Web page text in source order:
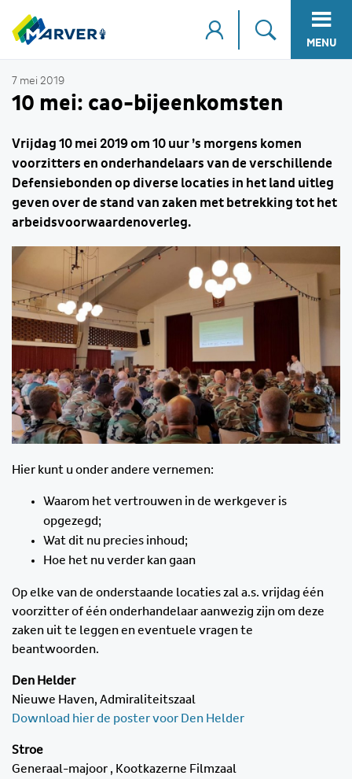
MENU
7 mei 2019
10 mei: cao-bijeenkomsten
Vrijdag 10 mei 2019 om 10 uur ’s morgens komen
voorzitters en onderhandelaars van de verschillende
Defensiebonden op diverse locaties in het land uitleg
geven over de stand van zaken met betrekking tot het
arbeidsvoorwaardenoverleg.
Hier kunt u onder andere vernemen:
Waarom het vertrouwen in de werkgever is
opgezegd;
Wat dit nu precies inhoud;
Hoe het nu verder kan gaan
Op elke van de onderstaande locaties zal a.s. vrijdag één
voorzitter of één onderhandelaar aanwezig zijn om deze
zaken uit te leggen en eventuele vragen te
beantwoorden.
Den Helder
Nieuwe Haven, Admiraliteitszaal
Download hier de poster voor Den Helder
Stroe
Generaal-majoor , Kootkazerne Filmzaal